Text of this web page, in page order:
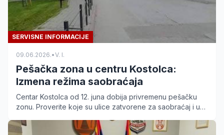
SERVISNE INFORMACIJE
09.06.2026.•V. I.
Pešačka zona u centru Kostolca:
Izmena režima saobraćaja
Centar Kostolca od 12. juna dobija privremenu pešačku
zonu. Proverite koje su ulice zatvorene za saobraćaj i u